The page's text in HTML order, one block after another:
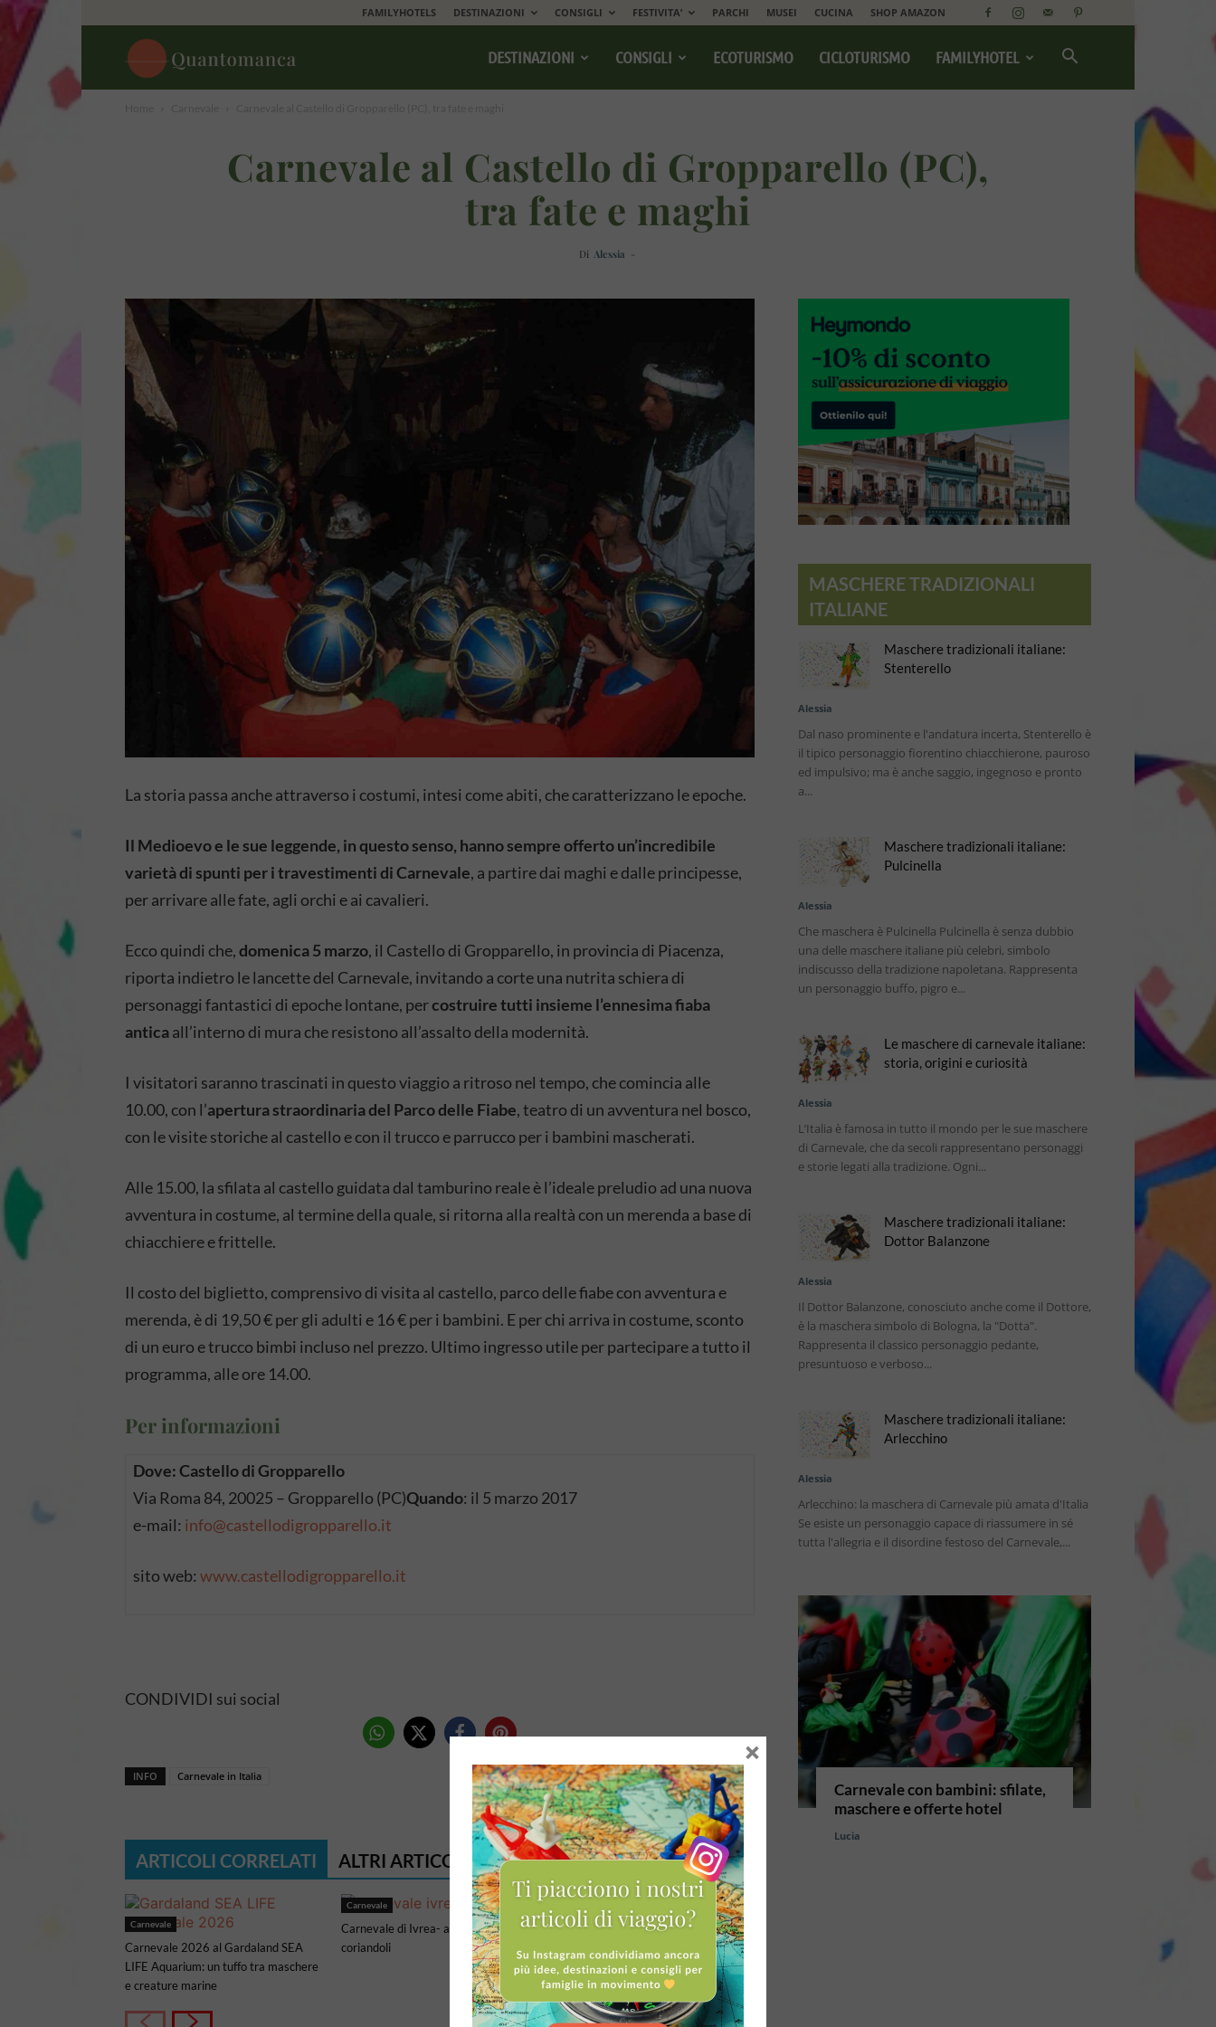
FAMILYHOTELS DESTINAZIONI CONSIGLI FESTIVITA’ PARCHI MUSEI CUCINA SHOP AMAZON
DESTINAZIONI CONSIGLI ECOTURISMO CICLOTURISMO FAMILYHOTEL
Carnevale al Castello di Gropparello (PC),
tra fate e maghi
Di Alessia -
La storia passa anche attraverso i costumi, intesi come abiti, che caratterizzano le epoche.
Il Medioevo e le sue leggende, in questo senso, hanno sempre offerto un’incredibile
varietà di spunti per i travestimenti di Carnevale, a partire dai maghi e dalle principesse,
per arrivare alle fate, agli orchi e ai cavalieri.
Ecco quindi che,domenica 5 marzo, il Castello di Gropparello, in provincia di Piacenza,
riporta indietro le lancette del Carnevale, invitando a corte una nutrita schiera di
personaggi fantastici di epoche lontane, percostruire tutti insieme l’ennesima fiaba
anticaall’interno di mura che resistono all’assalto della modernità.
I visitatori saranno trascinati in questo viaggio a ritroso nel tempo, che comincia alle
10.00, con l’apertura straordinaria del Parco delle Fiabe, teatro di un avventura nel bosco,
con le visite storiche al castello e con il trucco e parrucco per i bambini mascherati.
Alle 15.00, la sfilata al castello guidata dal tamburino reale è l’ideale preludio ad una nuova
avventura in costume, al termine della quale, si ritorna alla realtà con un merenda a base di
chiacchiere e frittelle.
Il costo del biglietto, comprensivo di visita al castello, parco delle fiabe con avventura e
merenda, è di 19,50 € per gli adulti e 16 € per i bambini. E per chi arriva in costume, sconto
di un euro e trucco bimbi incluso nel prezzo. Ultimo ingresso utile per partecipare a tutto il
programma, alle ore 14.00.
Per informazioni
Dove: Castello di Gropparello
Via Roma 84, 20025 – Gropparello (PC)Quando: il 5 marzo 2017
e-mail: info@castellodigropparello.it
sito web: www.castellodigropparello.it
CONDIVIDI sui social
INFO Carnevale in Italia
ARTICOLI CORRELATI ALTRI ARTICOLI DI QUESTO AUTORE
Carnevale
Carnevale 2026 al Gardaland SEA
LIFE Aquarium: un tuffo tra maschere
e creature marine
Carnevale
Carnevale di Ivrea- arance (molte) e
coriandoli
Carnevale di Venezia 2026: Guida
strategica per evitare la folla e vivere
la laguna vera
MASCHERE TRADIZIONALI
ITALIANE
Maschere tradizionali italiane:
Stenterello
Alessia
Dal naso prominente e l'andatura incerta, Stenterello è
il tipico personaggio fiorentino chiacchierone, pauroso
ed impulsivo; ma è anche saggio, ingegnoso e pronto
a...
Maschere tradizionali italiane:
Pulcinella
Alessia
Che maschera è Pulcinella Pulcinella è senza dubbio
una delle maschere italiane più celebri, simbolo
indiscusso della tradizione napoletana. Rappresenta
un personaggio buffo, pigro e...
Le maschere di carnevale italiane:
storia, origini e curiosità
Alessia
L’Italia è famosa in tutto il mondo per le sue maschere
di Carnevale, che da secoli rappresentano personaggi
e storie legati alla tradizione. Ogni...
Maschere tradizionali italiane:
Dottor Balanzone
Alessia
Il Dottor Balanzone, conosciuto anche come il Dottore,
è la maschera simbolo di Bologna, la "Dotta".
Rappresenta il classico personaggio pedante,
presuntuoso e verboso...
Maschere tradizionali italiane:
Arlecchino
Alessia
Arlecchino: la maschera di Carnevale più amata d'Italia
Se esiste un personaggio capace di riassumere in sé
tutta l'allegria e il disordine festoso del Carnevale,...
Carnevale con bambini: sfilate,
maschere e offerte hotel
Lucia
×